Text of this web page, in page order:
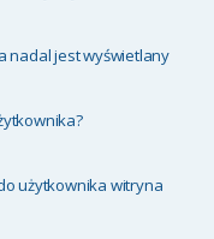
nadal jest wyświetlany
użytkownika witryna